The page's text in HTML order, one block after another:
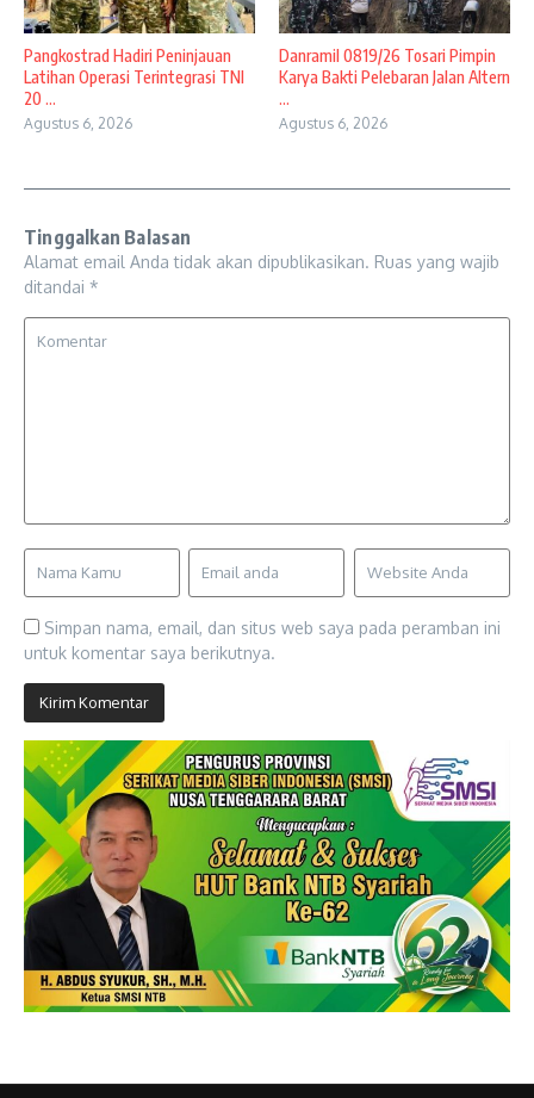
Pangkostrad Hadiri Peninjauan
Latihan Operasi Terintegrasi TNI
20 ...
Agustus 6, 2026
Danramil 0819/26 Tosari Pimpin
Karya Bakti Pelebaran Jalan Altern
...
Agustus 6, 2026
Tinggalkan Balasan
Alamat email Anda tidak akan dipublikasikan. Ruas yang wajib
ditandai *
Simpan nama, email, dan situs web saya pada peramban ini
untuk komentar saya berikutnya.